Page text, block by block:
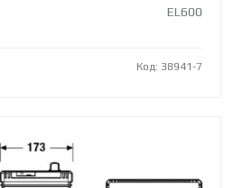
EL600
Код: 38941-7